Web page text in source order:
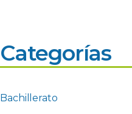
Categorías
Bachillerato